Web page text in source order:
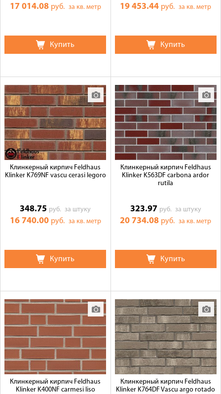
17 014.08 руб. за кв. метр
Купить
19 453.44 руб.за кв. метр
Купить
Клинкерный кирпич Feldhaus
Klinker K769NF vascu cerasi legoro
348.75 руб.за штуку
16 740.00 руб. за кв. метр
Купить
Клинкерный кирпич Feldhaus
Klinker K563DF carbona ardor
rutila
323.97 руб. за штуку
20 734.08 руб.за кв. метр
Купить
Клинкерный кирпич Feldhaus
Klinker K400NF carmesi liso
Клинкерный кирпич Feldhaus
Klinker K764DF Vascu argo rotado